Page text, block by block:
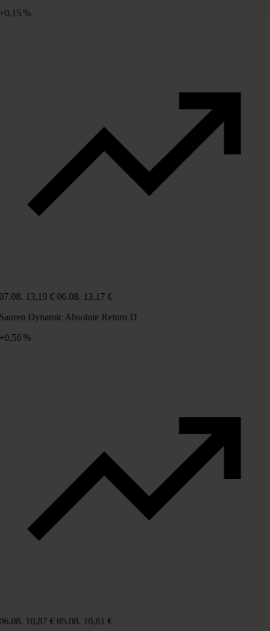
%
13,19 € 06.08. 13,17 €
Dynamic Absolute Return D
%
10,87 € 05.08. 10,81 €